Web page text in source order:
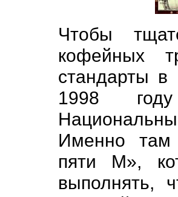
Чтобы
кофейных
стандарты в
1998
Именно там
пяти М»,
выполнять,